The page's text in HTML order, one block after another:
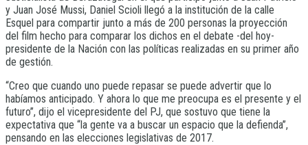
y Juan José Mussi, Daniel Scioli llegó a la institución de la calle
Esquel para compartir junto a más de 200 personas la proyección
del film hecho para comparar los dichos en el debate -del hoy-
presidente de la Nación con las políticas realizadas en su primer año
de gestión.
“Creo que cuando uno puede repasar se puede advertir que lo
habíamos anticipado. Y ahora lo que me preocupa es el presente y el
futuro”, dijo el vicepresidente del PJ, que sostuvo que tiene la
expectativa que “la gente va a buscar un espacio que la defienda”,
pensando en las elecciones legislativas de 2017.